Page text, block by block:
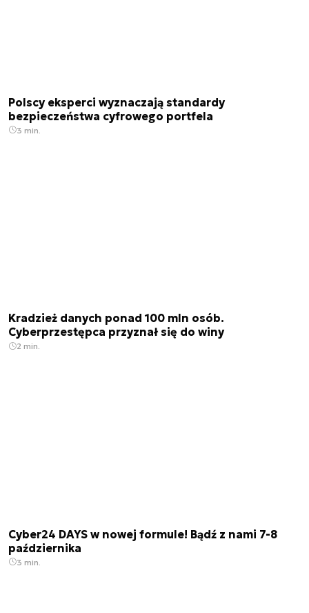
Polscy eksperci wyznaczają standardy
bezpieczeństwa cyfrowego portfela
3 min.
Kradzież danych ponad 100 mln osób.
Cyberprzestępca przyznał się do winy
2 min.
Cyber24 DAYS w nowej formule! Bądź z nami 7-8
października
3 min.